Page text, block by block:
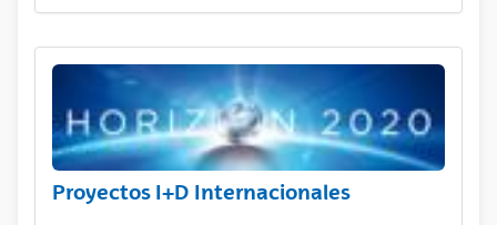
Proyectos I+D Internacionales